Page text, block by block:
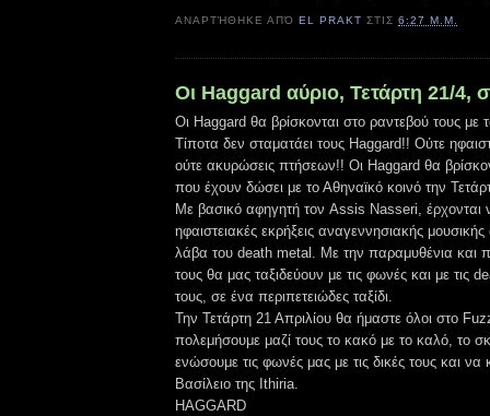
ΑΝΑΡΤΉΘΗΚΕ ΑΠΌEL PRAKT ΣΤΙΣ6:27 Μ.Μ.
Οι Haggard αύριο, Τετάρτη 21/4,
Οι Haggard θα βρίσκονται στο ραντεβού τους με
Τίποτα δεν σταματάει τους Haggard!! Ούτε
ούτε ακυρώσεις πτήσεων!! Οι Haggard θα
που έχουν δώσει με το Αθηναϊκό κοινό την
Mε βασικό αφηγητή τον Assis Nasseri,
ηφαιστειακές εκρήξεις αναγεννησιακής
λάβα του death metal. Με την παραμυθένια και
τους θα μας ταξιδεύουν με τις φωνές και με τις
τους, σε ένα περιπετειώδες ταξίδι.
Την Τετάρτη 21 Απριλίου θα ήμαστε όλοι στο
πολεμήσουμε μαζί τους το κακό με το καλό, το
ενώσουμε τις φωνές μας με τις δικές τους και να
Βασίλειο της Ithiria.
HAGGARD